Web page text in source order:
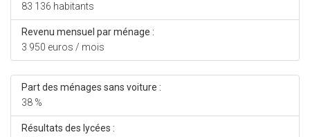
83 136 habitants
Revenu mensuel par ménage :
3 950 euros / mois
Part des ménages sans voiture :
38 %
Résultats des lycées :